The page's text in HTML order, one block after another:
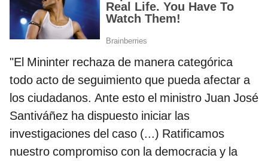
"El Mininter rechaza de manera categórica
todo acto de seguimiento que pueda afectar a
los ciudadanos. Ante esto el ministro Juan José
Santiváñez ha dispuesto iniciar las
investigaciones del caso (...) Ratificamos
nuestro compromiso con la democracia y la